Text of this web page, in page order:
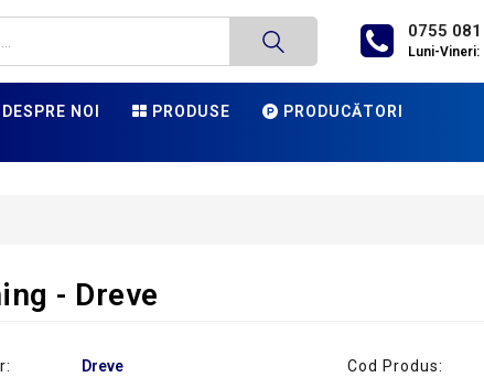
0755 081
Luni-Vineri:
DESPRE NOI PRODUSE
PRODUCĂTORI
- Dreve
Dreve Cod Produs: